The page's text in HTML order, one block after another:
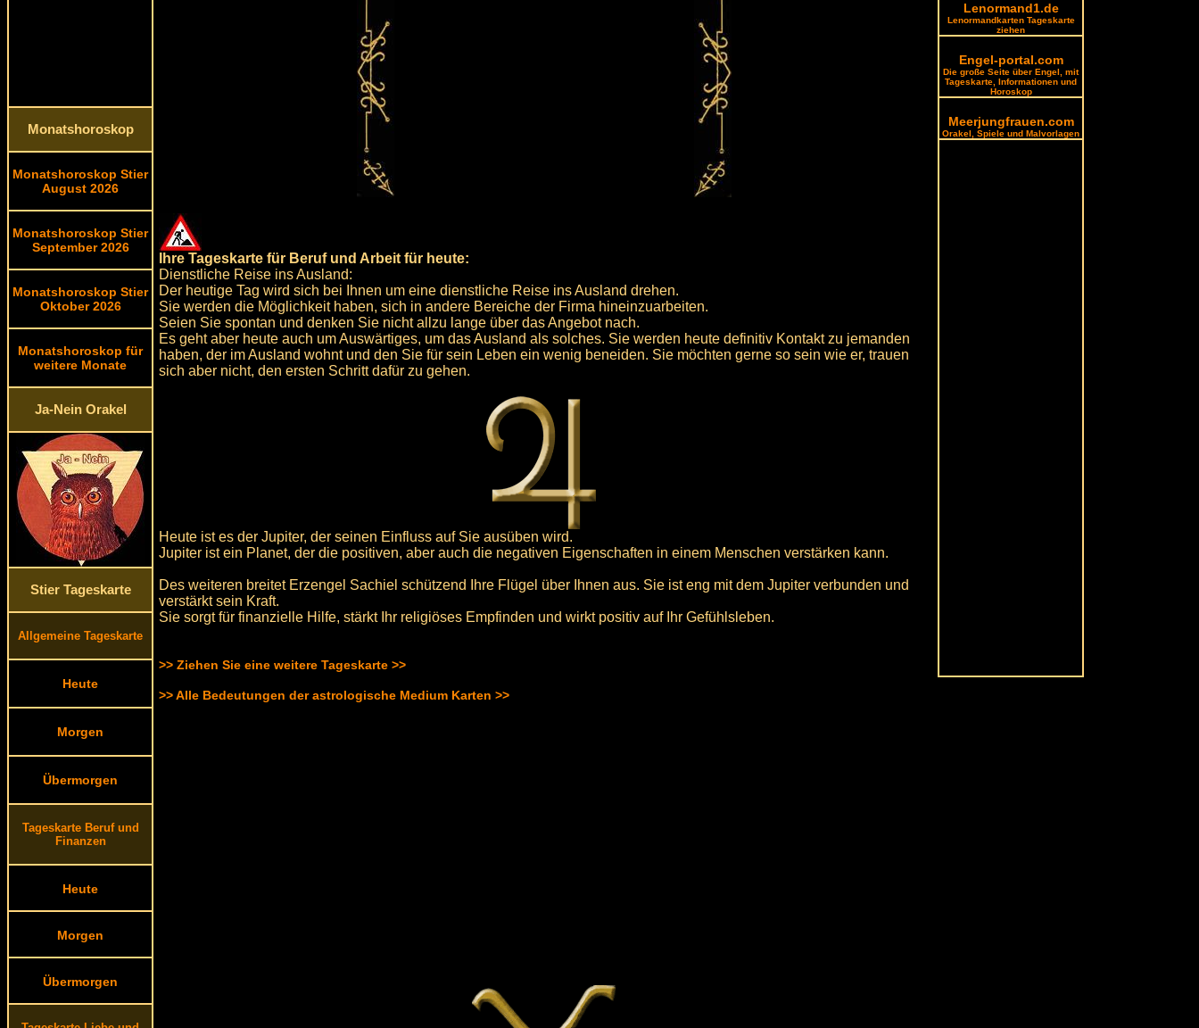
Monatshoroskop
Monatshoroskop Stier
August 2026
Monatshoroskop Stier
September 2026
Monatshoroskop Stier
Oktober 2026
Monatshoroskop für
weitere Monate
Ja-Nein Orakel
Stier Tageskarte
Allgemeine Tageskarte
Heute
Morgen
Übermorgen
Tageskarte Beruf und
Finanzen
Heute
Morgen
Übermorgen
Ihre Tageskarte für Beruf und Arbeit für heute:
Dienstliche Reise ins Ausland:
Der heutige Tag wird sich bei Ihnen um eine dienstliche Reise ins Ausland drehen.
Sie werden die Möglichkeit haben, sich in andere Bereiche der Firma hineinzuarbeiten.
Seien Sie spontan und denken Sie nicht allzu lange über das Angebot nach.
Es geht aber heute auch um Auswärtiges, um das Ausland als solches. Sie werden heute definitiv Kontakt zu jemanden
haben, der im Ausland wohnt und den Sie für sein Leben ein wenig beneiden. Sie möchten gerne so sein wie er, trauen
sich aber nicht, den ersten Schritt dafür zu gehen.
Heute ist es der Jupiter, der seinen Einfluss auf Sie ausüben wird.
Jupiter ist ein Planet, der die positiven, aber auch die negativen Eigenschaften in einem Menschen verstärken kann.
Des weiteren breitet Erzengel Sachiel schützend Ihre Flügel über Ihnen aus. Sie ist eng mit dem Jupiter verbunden und
verstärkt sein Kraft.
Sie sorgt für finanzielle Hilfe, stärkt Ihr religiöses Empfinden und wirkt positiv auf Ihr Gefühlsleben.
>> Ziehen Sie eine weitere Tageskarte >>
>> Alle Bedeutungen der astrologische Medium Karten >>
Lenormand1.de
Lenormandkarten Tageskarte
ziehen
Engel-portal.com
Die große Seite über Engel, mit
Tageskarte, Informationen und
Horoskop
Meerjungfrauen.com
Orakel, Spiele und Malvorlagen